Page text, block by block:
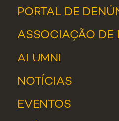
PORTAL DE
ASSOCIAÇÃO DE
ALUMNI
NOTÍCIAS
EVENTOS